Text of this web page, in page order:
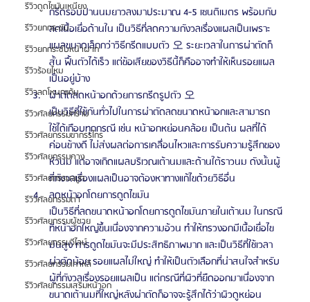
รีวิวดูดไขมันเหนียง
รีวิวยกกระชับ
รีวิวยกกระชับหน้าผาก
รีวิวร้อยไหม
รีวิวลดโหนกแก้ม
รีวิวศัลยกรรมกราม
รีวิวศัลยกรรมขากรรไกร
รีวิวศัลยกรรมคาง
รีวิวศัลยกรรมจมูก
รีวิวศัลยกรรมตา
รีวิวศัลยกรรมผู้ชาย
รีวิวศัลยกรรมวีไลน์
รีวิวศัลยกรรมเกาหลี
รีวิวศัลยกรรมเสริมหน้าอก
กรีดรอบปานนมยาวลงมาประมาณ 4-5 เซนติเมตร พร้อมกับ
ลดเนื้อเยื่อด้านใน เป็นวิธีที่ลดความกังวลเรื่องแผลเป็นเพราะ
แผลขนาดเล็กกว่าวิธีกรีดแบบตัว 오 ระยะเวลาในการผ่าตัดก็
สั้น ฟื้นตัวได้เร็ว แต่ข้อเสียของวิธีนี้ก็คืออาจทำให้เห็นรอยแผล
เป็นอยู่บ้าง
ผ่าตัดลดหน้าอกด้วยการกรีดรูปตัว 오
เป็นวิธีที่ใช้กันทั่วไปในการผ่าตัดลดขนาดหน้าอกและสามารถ
ใช้ได้เกือบทุกกรณี เช่น หน้าอกหย่อนคล้อย เป็นต้น ผลที่ได้
ค่อนข้างดี ไม่ส่งผลต่อการเคลื่อนไหวและการรับความรู้สึกของ
หัวนม แต่อาจเกิดแผลบริเวณเต้านมและด้านใต้ราวนม ดังนั้นผู้
ที่กังวลเรื่องแผลเป็นอาจต้องหาทางแก้ไขด้วยวิธีอื่น
ลดหน้าอกโดยการดูดไขมัน
เป็นวิธีที่ลดขนาดหน้าอกโดยการดูดไขมันภายในเต้านม ในกรณี
ที่หน้าอกใหญ่ขึ้นเนื่องจากความอ้วน ทำให้ทรวงอกมีเนื้อเยื่อไข
มันสูง การดูดไขมันจะมีประสิทธิภาพมาก และเป็นวิธีที่ใช้เวลา
ผ่าตัดน้อย รอยแผลไม่ใหญ่ ทำให้เป็นตัวเลือกที่น่าสนใจสำหรับ
ผู้ที่กังวลเรื่องรอยแผลเป็น แต่กรณีที่ผิวที่ยืดออกมาเนื่องจาก
ขนาดเต้านมที่ใหญ่หลังผ่าตัดก็อาจจะรู้สึกได้ว่าผิวดูหย่อน